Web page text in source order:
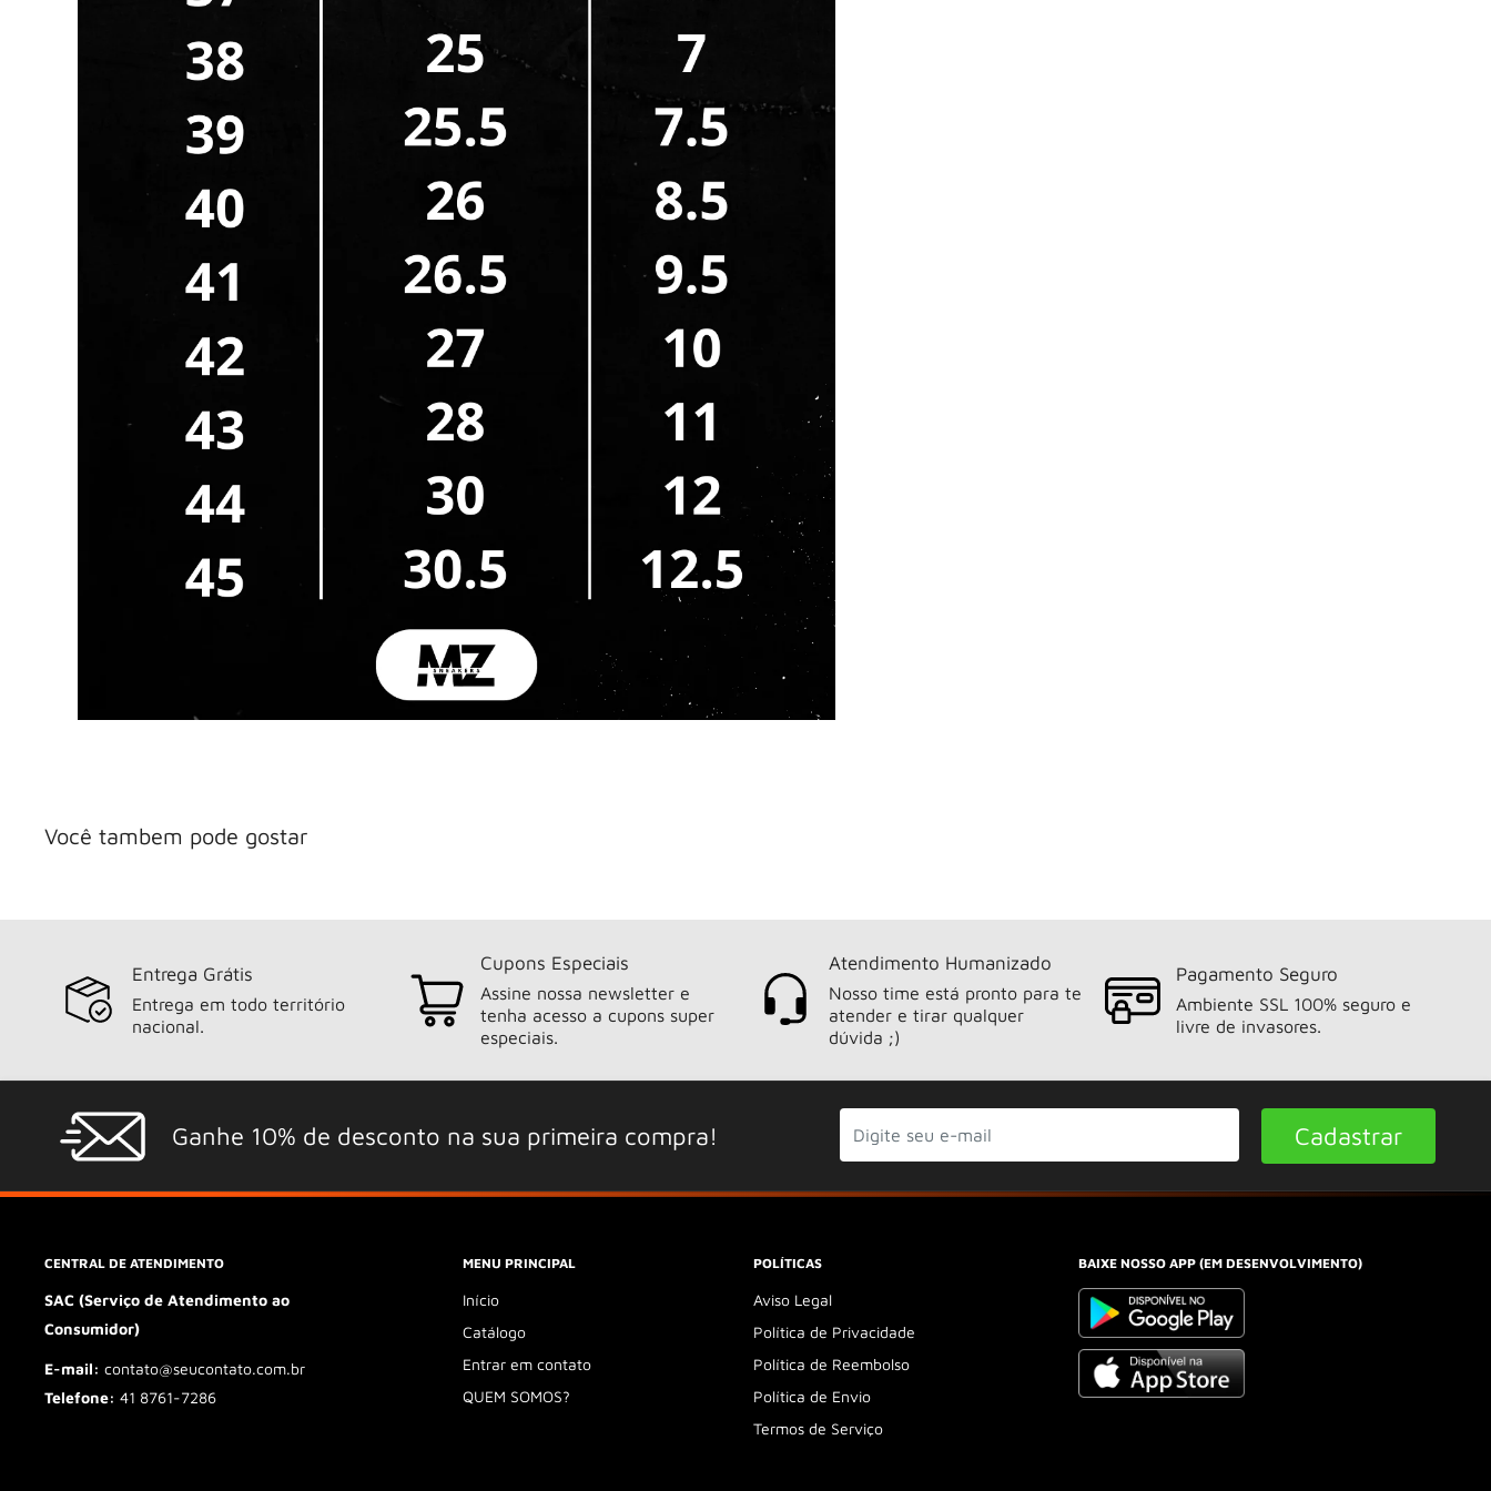
CADASTRE-SE E RECEBA 10% OFF NA SUA
PRIMEIRA COMPRA!
PEGAR CUPOM
Você tambem pode gostar
Entrega Grátis
Entrega em todo território
nacional.
Cupons Especiais
Assine nossa newsletter e
tenha acesso a cupons super
especiais.
Atendimento Humanizado
Nosso time está pronto para te
atender e tirar qualquer
dúvida ;)
Pagamento Seguro
Ambiente SSL 100% seguro e
livre de invasores.
Ganhe 10% de desconto na sua primeira compra! Cadastrar
CENTRAL DE ATENDIMENTO
SAC (Serviço de Atendimento ao
Consumidor)
E-mail: contato@seucontato.com.br
Telefone: 41 8761-7286
MENU PRINCIPAL
Início
Catálogo
Entrar em contato
QUEM SOMOS?
POLÍTICAS
Aviso Legal
Política de Privacidade
Política de Reembolso
Política de Envio
Termos de Serviço
BAIXE NOSSO APP (EM DESENVOLVIMENTO)